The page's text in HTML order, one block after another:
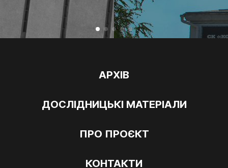
АРХІВ
ДОСЛІДНИЦЬКІ МАТЕРІАЛИ
ПРО ПРОЄКТ
КОНТАКТИ